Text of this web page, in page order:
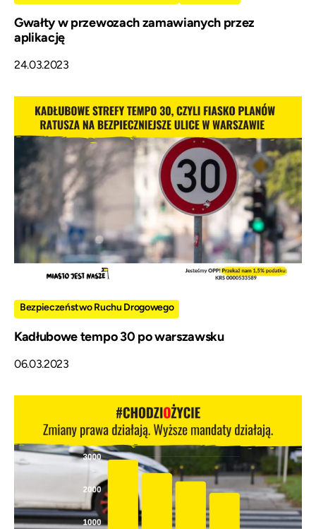
Gwałty w przewozach zamawianych przez
aplikację
24.03.2023
Bezpieczeństwo Ruchu Drogowego
Kadłubowe tempo 30 po warszawsku
06.03.2023